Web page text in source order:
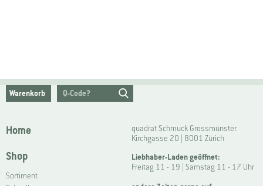
Warenkorb
Home
Shop
Sortiment
quadrat Schmuck Grossmünster
Kirchgasse 20 | 8001 Zürich
Liebhaber-Laden geöffnet:
Freitag 11 - 19 | Samstag 11 - 17 Uhr